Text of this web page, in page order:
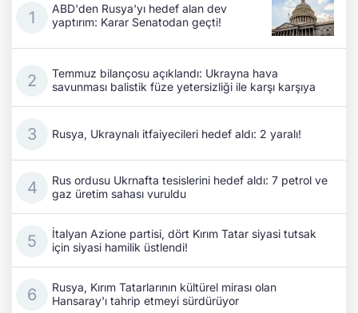
ABD'den Rusya'yı hedef alan dev
yaptırım: Karar Senatodan geçti!
Temmuz bilançosu açıklandı: Ukrayna hava
savunması balistik füze yetersizliği ile karşı karşıya
Rusya, Ukraynalı itfaiyecileri hedef aldı: 2 yaralı!
Rus ordusu Ukrnafta tesislerini hedef aldı: 7 petrol ve
gaz üretim sahası vuruldu
İtalyan Azione partisi, dört Kırım Tatar siyasi tutsak
için siyasi hamilik üstlendi!
Rusya, Kırım Tatarlarının kültürel mirası olan
Hansaray'ı tahrip etmeyi sürdürüyor